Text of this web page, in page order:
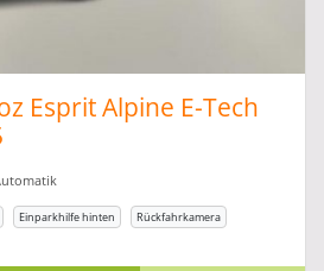
Esprit Alpine E-Tech
Einparkhilfe hinten
Rückfahrkamera